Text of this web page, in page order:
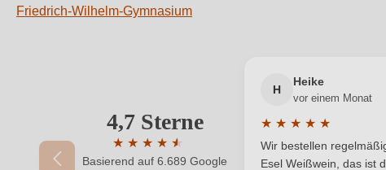
Friedrich-Wilhelm-Gymnasium
4,7 Sterne
★ ★ ★ ★ ★
★
Durchschnittliche Bewertung von 4.7 von 5
Basierend auf 6.689 Google
H
Heike
vor einem Monat
★ ★ ★ ★ ★
Durchschnittliche
Wir bestellen
Esel Weißwein, das ist